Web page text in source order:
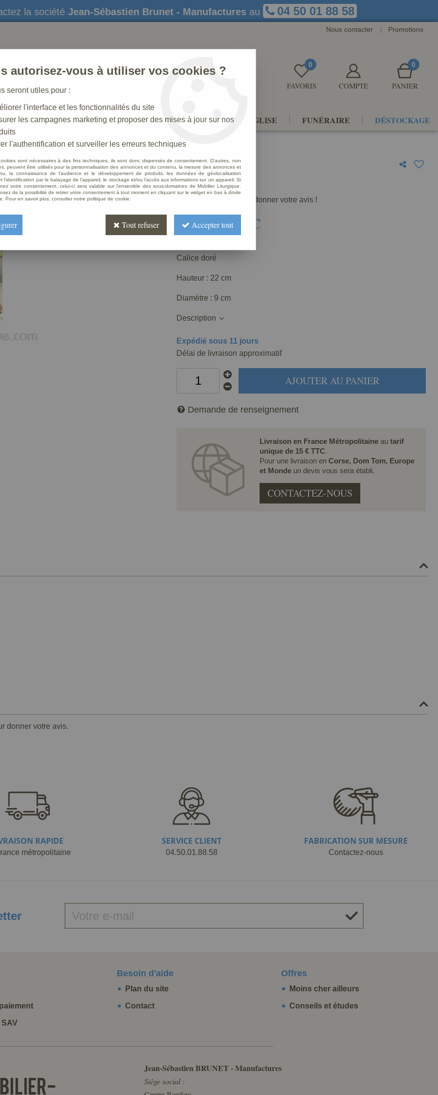
la société Jean-Sébastien Brunet - Manufactures au 04 50 01 88 58
Nous contacter | Promotions
0
FAVORIS COMPTE
0
PANIER
STATUES CRÈCHES DE NOËL AMÉNAGEMENTS D'ÉGLISE FUNÉRAIRE DÉSTOCKAGE
Calice
Soyez le premier à donner votre avis !
367,16 €TTC
Calice doré
Hauteur : 22 cm
Diamètre : 9 cm
Description
Expédié sous 11 jours
Délai de livraison approximatif
AJOUTER AU PANIER
Demande de renseignement
Livraison en France Métropolitaineau tarif
unique de 15 € TTC.
Pour une livraison en Corse, Dom Tom, Europe
et Monde un devis vous sera établi.
CONTACTEZ-NOUS
donner votre avis.
RAPIDE
métropolitaine
SERVICE CLIENT
04.50.01.88.58
FABRICATION SUR MESURE
Contactez-nous
Besoin d'aide
Plan du site
Contact
Offres
Moins cher ailleurs
Conseils et études
Jean-Sébastien BRUNET - Manufactures
Siège social :
autorisez-vous à utiliser vos cookies ?
seront utiles pour :
l'interface et les fonctionnalités du site
les campagnes marketing et proposer des mises à jour sur nos
l'authentification et surveiller les erreurs techniques
sont nécessaires à des fins techniques, ils sont donc dispensés de consentement. D'autres, non
peuvent être utilisés pour la personnalisation des annonces et du contenu, la mesure des annonces et
la connaissance de l'audience et le développement de produits, les données de géolocalisation
l'identification par le balayage de l'appareil, le stockage et/ou l'accès aux informations sur un appareil. Si
votre consentement, celui-ci sera valable sur l’ensemble des sous-domaines de Mobilier Liturgique.
de la possibilité de retirer votre consentement à tout moment en cliquant sur le widget en bas à droite
Pour en savoir plus, consulter notre politique de cookie.
Tout refuser Accepter tout